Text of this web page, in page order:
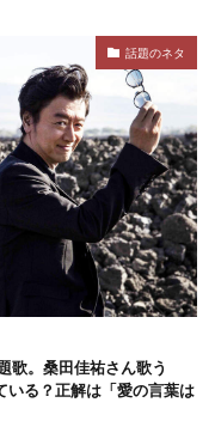
話題のネタ
歌。桑田佳祐さん歌う
いる？正解は「愛の言葉は